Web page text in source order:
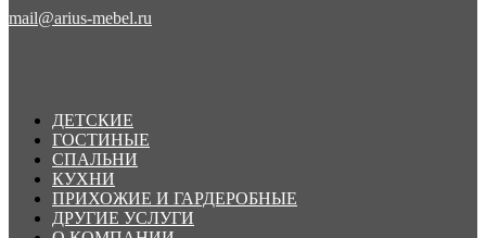
mail@arius-mebel.ru
ДЕТСКИЕ
ГОСТИНЫЕ
СПАЛЬНИ
КУХНИ
ПРИХОЖИЕ И ГАРДЕРОБНЫЕ
ДРУГИЕ УСЛУГИ